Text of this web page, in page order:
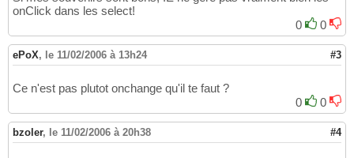
onClick dans les select!
0
0
ePoX, le 11/02/2006 à 13h24 #3
Ce n'est pas plutot onchange qu'il te faut ?
0
0
bzoler, le 11/02/2006 à 20h38 #4